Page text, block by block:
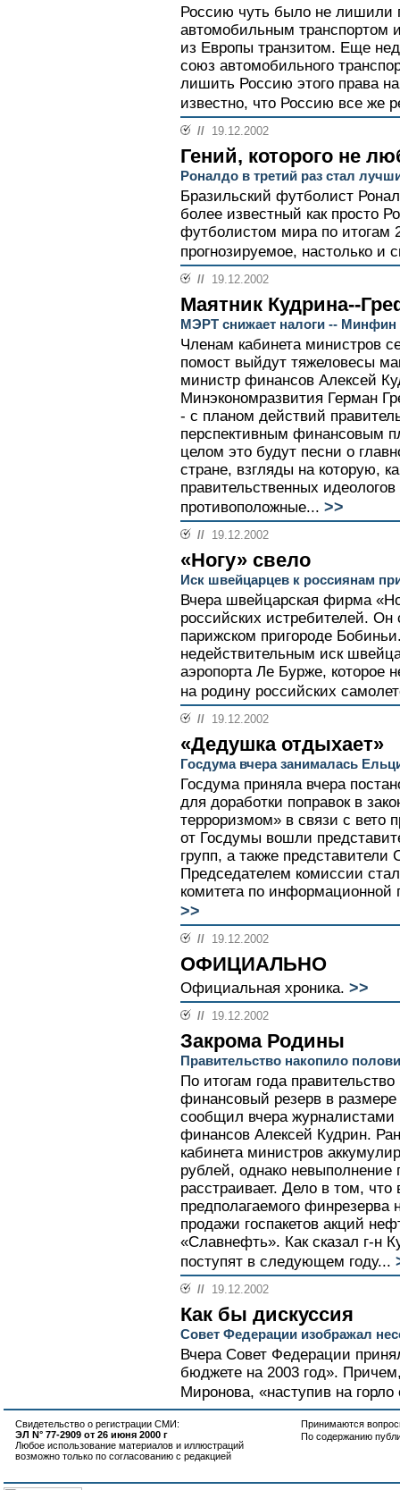
Россию чуть было не лишили
автомобильным транспортом
из Европы транзитом. Еще
союз автомобильного
лишить Россию этого права
известно, что Россию все же
// 19.12.2002
Гений, которого не
Роналдо в третий раз стал
Бразильский футболист
более известный как просто
футболистом мира по итогам
прогнозируемое, настолько и
// 19.12.2002
Маятник Кудрина--
МЭРТ снижает налоги --
Членам кабинета министров
помост выйдут тяжеловесы
министр финансов Алексей
Минэкономразвития Герман
- с планом действий
перспективным финансовым
целом это будут песни о
стране, взгляды на которую,
правительственных
противоположные... >>
// 19.12.2002
«Ногу» свело
Иск швейцарцев к россиянам
Вчера швейцарская фирма
российских истребителей. Он
парижском пригороде
недействительным иск
аэропорта Ле Бурже, которое
на родину российских
// 19.12.2002
«Дедушка отдыхает»
Госдума вчера занималась
Госдума приняла вчера
для доработки поправок в
терроризмом» в связи с вето
от Госдумы вошли
групп, а также
Председателем комиссии
комитета по информационной
>>
// 19.12.2002
ОФИЦИАЛЬНО
Официальная хроника. >>
// 19.12.2002
Закрома Родины
Правительство накопило
По итогам года правительство
финансовый резерв в
сообщил вчера
финансов Алексей Кудрин.
кабинета министров
рублей, однако невыполнение
расстраивает. Дело в том,
предполагаемого финрезерва
продажи госпакетов акций
«Славнефть». Как сказал г-н
поступят в следующем году...
// 19.12.2002
Как бы дискуссия
Совет Федерации изображал
Вчера Совет Федерации
бюджете на 2003 год».
Миронова, «наступив на
Свидетельство о регистрации СМИ:
ЭЛ N° 77-2909 от 26 июня 2000 г
Любое использование материалов и иллюстраций
возможно только по согласованию с редакцией
Принимаются
По содержанию